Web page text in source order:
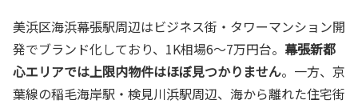
美浜区海浜幕張駅周辺はビジネス街・タワーマンション開
発でブランド化しており、1K相場6〜7万円台。 幕張新都
心エリアでは上限内物件はほぼ見つかりません。一方、京
葉線の稲毛海岸駅・検見川浜駅周辺、海から離れた住宅街